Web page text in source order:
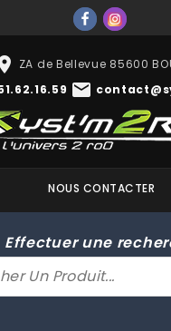
ZA de Bellevue 85600
mail
NOUS CONTACTER
Effectuer une